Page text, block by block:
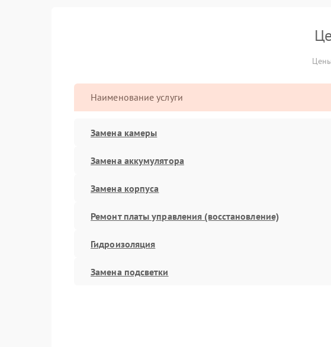
Наименование услуги
Замена камеры
Замена аккумулятора
Замена корпуса
Ремонт платы управления (восстановление)
Гидроизоляция
Замена подсветки